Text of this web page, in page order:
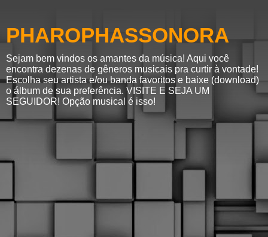
PHAROPHASSONORA
Sejam bem vindos os amantes da música! Aqui você
encontra dezenas de gêneros musicais pra curtir à vontade!
Escolha seu artista e/ou banda favoritos e baixe (download)
o álbum de sua preferência. VISITE E SEJA UM
SEGUIDOR! Opção musical é isso!